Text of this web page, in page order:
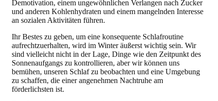
Demotivation, einem ungewöhnlichen Verlangen nach Zucker
und anderen Kohlenhydraten und einem mangelnden Interesse
an sozialen Aktivitäten führen.
Ihr Bestes zu geben, um eine konsequente Schlafroutine
aufrechtzuerhalten, wird im Winter äußerst wichtig sein. Wir
sind vielleicht nicht in der Lage, Dinge wie den Zeitpunkt des
Sonnenaufgangs zu kontrollieren, aber wir können uns
bemühen, unseren Schlaf zu beobachten und eine Umgebung
zu schaffen, die einer angenehmen Nachtruhe am
förderlichsten ist.